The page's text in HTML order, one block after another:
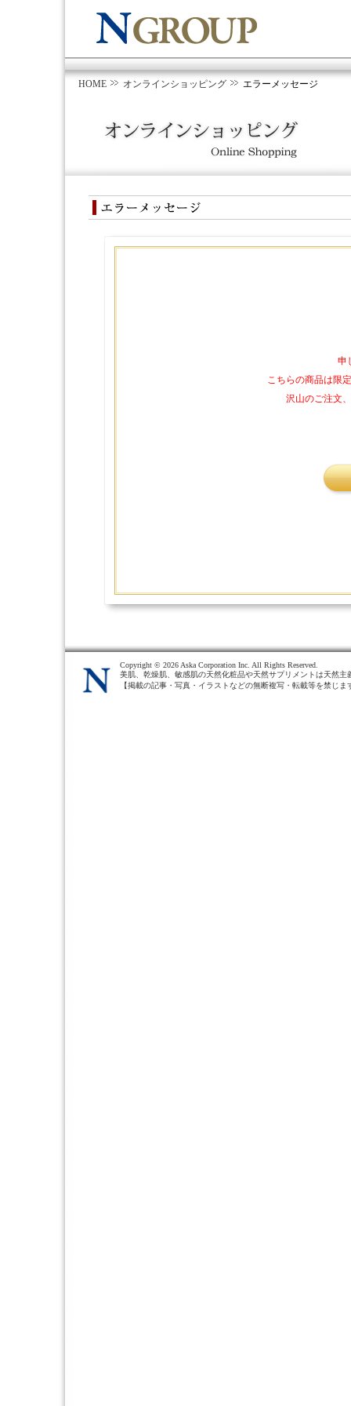
HOME オンラインショッピング エラーメッセージ
申
こちらの商品は限
沢山のご注文
Copyright © 2026 Aska Corporation Inc. All Rights Reserved.
美肌、乾燥肌、敏感肌の天然化粧品や天然サプリメントは天然主
【掲載の記事・写真・イラストなどの無断複写・転載等を禁じま